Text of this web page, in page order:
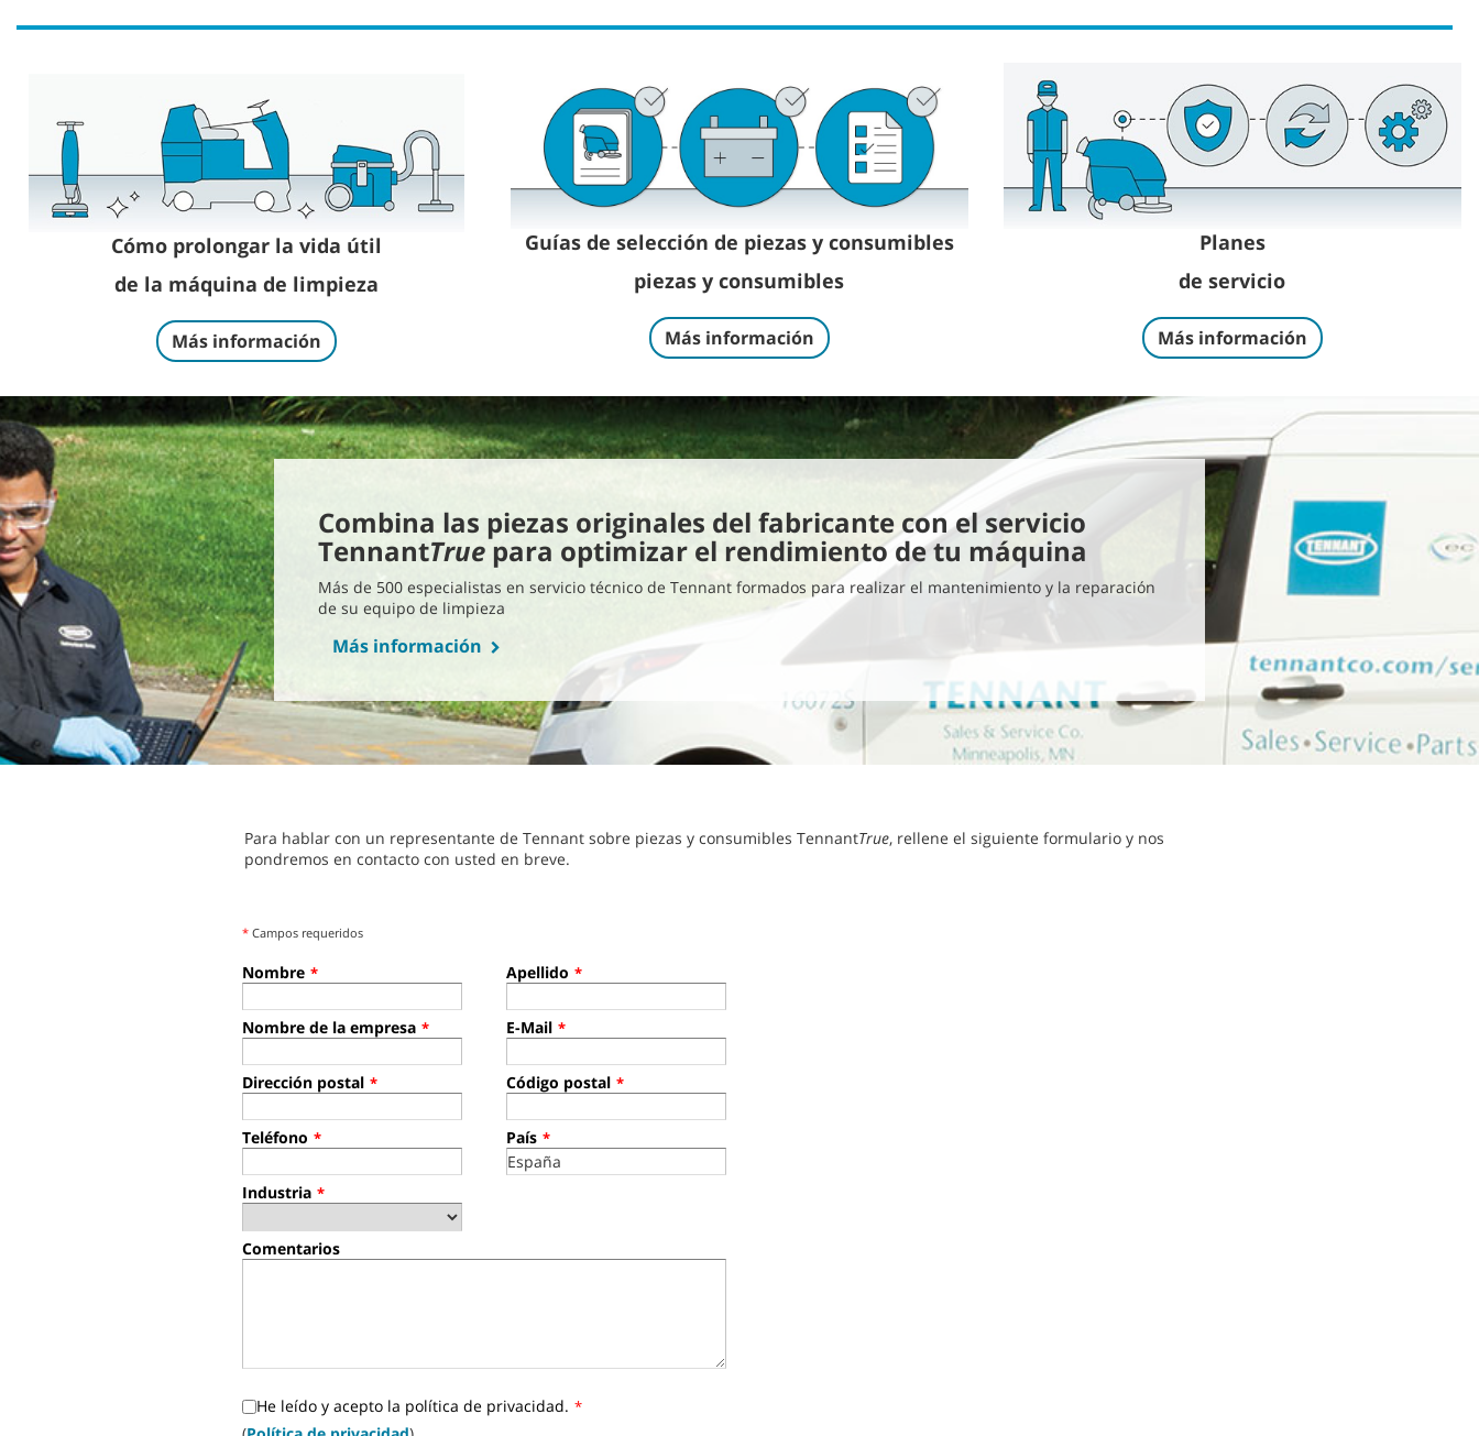
Cómo prolongar la vida útil
de la máquina de limpieza
Más información
Guías de selección de piezas y consumibles
piezas y consumibles
Más información
Planes
de servicio
Más información
Combina las piezas originales del fabricante con el servicio
TennantTruepara optimizar el rendimiento de tu máquina
Más de 500 especialistas en servicio técnico de Tennant formados para realizar el mantenimiento y la reparación
de su equipo de limpieza
Más información
Para hablar con un representante de Tennant sobre piezas y consumibles TennantTrue, rellene el siguiente formulario y nos
pondremos en contacto con usted en breve.
* Campos requeridos
Nombre * Apellido *
Nombre de la empresa * E-Mail *
Dirección postal * Código postal *
Teléfono * País *
Industria *
Comentarios
He leído y acepto la política de privacidad. *